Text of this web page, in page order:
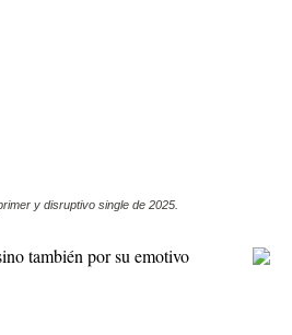
y disruptivo single de 2025.
también por su emotivo